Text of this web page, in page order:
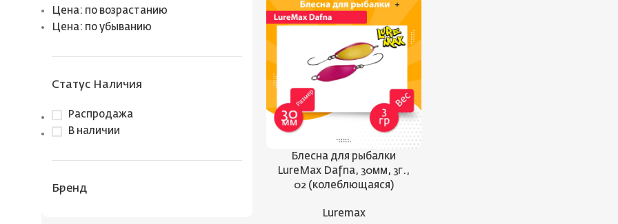
Цена: по возрастанию
Цена: по убыванию
Статус Наличия
Распродажа
В наличии
Бренд
Блесна для рыбалки
LureMax Dafna, 30мм, 3г.,
02 (колеблющаяся)
Luremax